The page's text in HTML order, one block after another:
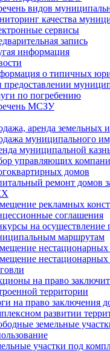
видов
качества
сервисы
запись
информация
о типичных
предоставлении
по погребению
МСЗУ
аренда земельных
муниципального
муниципальной
управляющих
домов
ремонт домов
рекламных
соглашения
на осуществление
маршрутам
нестационарных
нестационарных
на право
территории
на право заключения
развитии
земельные
участки под